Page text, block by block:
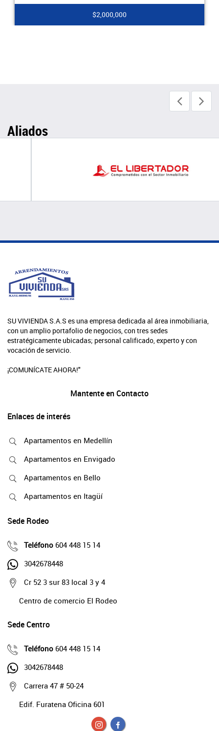
$2,200,000
Aliados
SU VIVIENDA S.A.S es una empresa dedicada al área inmobiliaria,
con un amplio portafolio de negocios, con tres sedes
estratégicamente ubicadas; personal calificado, experto y con
vocación de servicio.
¡COMUNÍCATE AHORA!"
Mantente en Contacto
Enlaces de interés
Apartamentos en Medellín
Apartamentos en Envigado
Apartamentos en Bello
Apartamentos en Itagüí
Sede Rodeo
Teléfono 604 448 15 14
3042678448
Cr 52 3 sur 83 local 3 y 4
Centro de comercio El Rodeo
Sede Centro
Teléfono 604 448 15 14
3042678448
Carrera 47 # 50-24
Edif. Furatena Oficina 601